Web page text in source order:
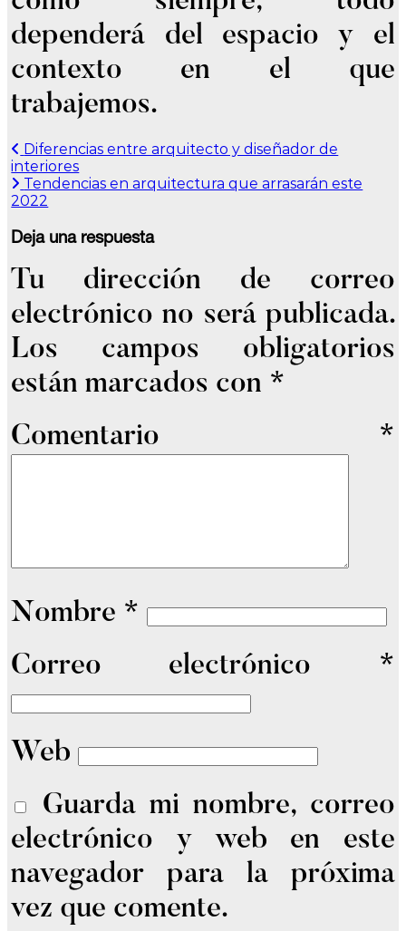
dependerá del espacio y el
contexto en el que
trabajemos.
Navegación
de
entradas
Diferencias entre arquitecto y diseñador de
interiores
Tendencias en arquitectura que arrasarán este
2022
Deja una respuesta
Tu dirección de correo
electrónico no será publicada.
Los campos obligatorios
están marcados con *
Comentario *
Nombre *
Correo electrónico *
Web
Guarda mi nombre, correo
electrónico y web en este
navegador para la próxima
vez que comente.